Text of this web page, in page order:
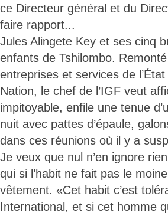
ce Directeur général et du
faire rapport...
Jules Alingete Key et ses cinq
enfants de Tshilombo.
entreprises et services de
Nation, le chef de l’IGF veut
impitoyable, enfile une tenue
nuit avec pattes d’épaule,
dans ces réunions où il y a
Je veux que nul n’en ignore
qui si l’habit ne fait pas le
vêtement. «Cet habit c’est
International, et si cet homme